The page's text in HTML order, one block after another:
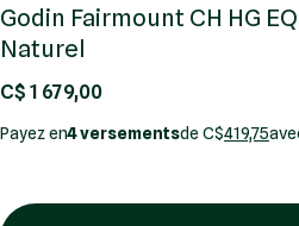
Godin Fairmount CH HG
Naturel
C$ 1 679,00
Payez en4 versementsde C$419,75